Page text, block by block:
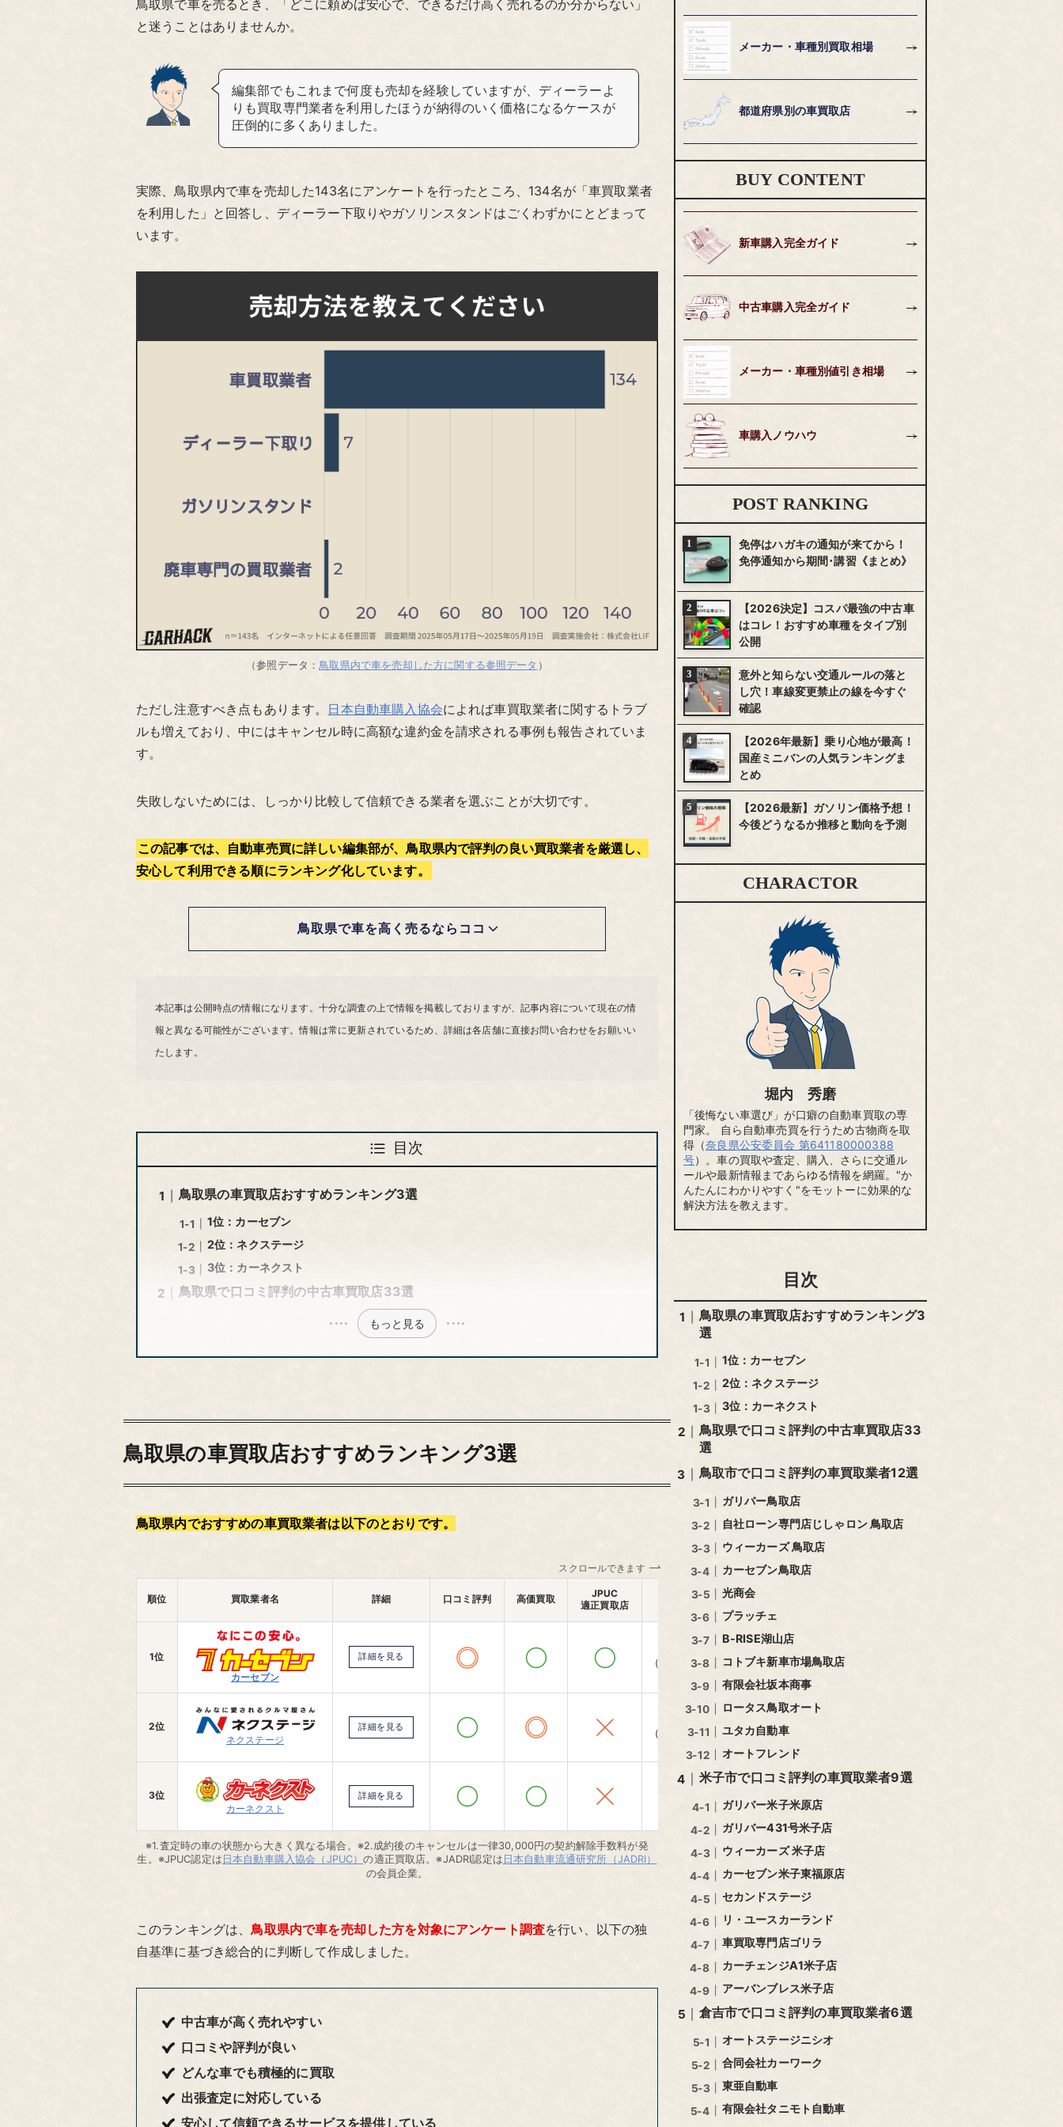
鳥取県で車を売るとき、「どこに頼めば安心で、できるだけ高く売れるのか分からない」
と迷うことはありませんか。
編集部でもこれまで何度も売却を経験していますが、ディーラーよ
りも買取専門業者を利用したほうが納得のいく価格になるケースが
圧倒的に多くありました。
実際、鳥取県内で車を売却した143名にアンケートを行ったところ、134名が「車買取業者
を利用した」と回答し、ディーラー下取りやガソリンスタンドはごくわずかにとどまって
います。
（参照データ： 鳥取県内で車を売却した方に関する参照データ ）
ただし注意すべき点もあります。 日本自動車購入協会によれば車買取業者に関するトラブ
ルも増えており、中にはキャンセル時に高額な違約金を請求される事例も報告されていま
す。
失敗しないためには、しっかり比較して信頼できる業者を選ぶことが大切です。
この記事では、自動車売買に詳しい編集部が、鳥取県内で評判の良い買取業者を厳選し、
安心して利用できる順にランキング化しています。
鳥取県で車を高く売るならココ
本記事は公開時点の情報になります。十分な調査の上で情報を掲載しておりますが、記事内容について現在の情
報と異なる可能性がございます。情報は常に更新されているため、詳細は各店舗に直接お問い合わせをお願いい
たします。
目次
鳥取県の車買取店おすすめランキング3選
1位：カーセブン
2位：ネクステージ
3位：カーネクスト
鳥取県で口コミ評判の中古車買取店33選
もっと見る
鳥取県の車買取店おすすめランキング3選
鳥取県内でおすすめの車買取業者は以下のとおりです。
スクロールできます
順位 買取業者名 詳細 口コミ評判 高価買取
JPUC
適正買取店
出張査定
JPUC・JADRI
1位
カーセブン
詳細を見る
(一部除く)
なし
2位
ネクステージ
詳細を見る
(一部除く)
3位
カーネクスト
詳細を見る
※1.査定時の車の状態から大きく異なる場合。※2.成約後のキャンセルは一律30,000円の契約解除手数料が発
生。※JPUC認定は 日本自動車購入協会（JPUC）の適正買取店。※JADRI認定は 日本自動車流通研究所（JADRI）
の会員企業。
このランキングは、鳥取県内で車を売却した方を対象にアンケート調査を行い、以下の独
自基準に基づき総合的に判断して作成しました。
中古車が高く売れやすい
口コミや評判が良い
どんな車でも積極的に買取
出張査定に対応している
安心して信頼できるサービスを提供している
メーカー・車種別買取相場
都道府県別の車買取店
BUY CONTENT
新車購入完全ガイド
中古車購入完全ガイド
メーカー・車種別値引き相場
車購入ノウハウ
POST RANKING
免停はハガキの通知が来てから！
免停通知から期間･講習《まとめ》
【2026決定】コスパ最強の中古車
はコレ！おすすめ車種をタイプ別
公開
意外と知らない交通ルールの落と
し穴！車線変更禁止の線を今すぐ
確認
【2026年最新】乗り心地が最高！
国産ミニバンの人気ランキングま
とめ
【2026最新】ガソリン価格予想！
今後どうなるか推移と動向を予測
CHARACTOR
堀内 秀磨
「後悔ない車選び」が口癖の自動車買取の専
門家。 自ら自動車売買を行うため古物商を取
得（奈良県公安委員会 第641180000388
号）。車の買取や査定、購入、さらに交通ル
ールや最新情報まであらゆる情報を網羅。"か
んたんにわかりやすく"をモットーに効果的な
解決方法を教えます。
目次
鳥取県の車買取店おすすめランキング3
選
1位：カーセブン
2位：ネクステージ
3位：カーネクスト
鳥取県で口コミ評判の中古車買取店33
選
鳥取市で口コミ評判の車買取業者12選
ガリバー鳥取店
自社ローン専門店じしゃロン 鳥取店
ウィーカーズ 鳥取店
カーセブン鳥取店
光商会
プラッチェ
B-RISE湖山店
コトブキ新車市場鳥取店
有限会社坂本商事
ロータス鳥取オート
ユタカ自動車
オートフレンド
米子市で口コミ評判の車買取業者9選
ガリバー米子米原店
ガリバー431号米子店
ウィーカーズ 米子店
カーセブン米子東福原店
セカンドステージ
リ・ユースカーランド
車買取専門店ゴリラ
カーチェンジA1米子店
アーバンブレス米子店
倉吉市で口コミ評判の車買取業者6選
オートステージニシオ
合同会社カーワーク
東亜自動車
有限会社タニモト自動車